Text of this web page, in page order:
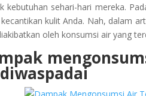
kebutuhan sehari-hari mereka.
kulit Anda. Nah, dalam
oleh konsumsi air yang